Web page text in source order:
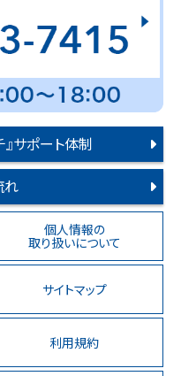
サポート体制
れ
個人情報の
取り扱いについて
サイトマップ
利用規約